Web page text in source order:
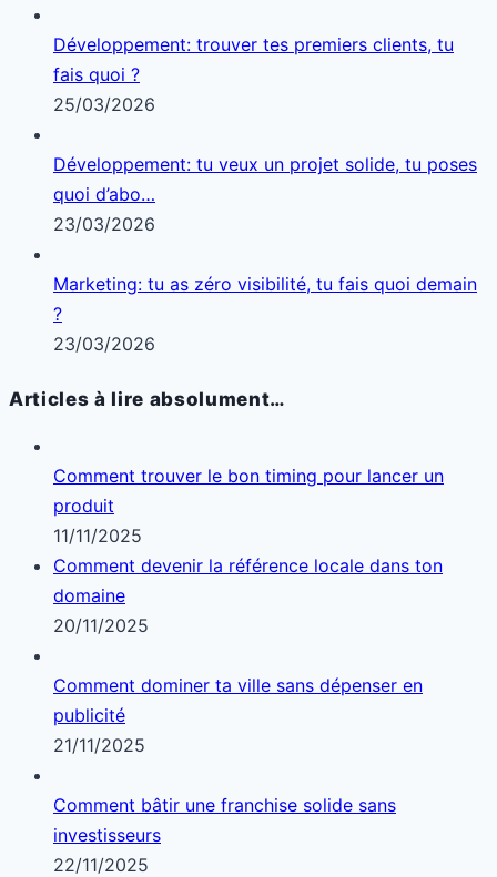
Développement: trouver tes premiers clients, tu
fais quoi ?
25/03/2026
Développement: tu veux un projet solide, tu poses
quoi d’abo…
23/03/2026
Marketing: tu as zéro visibilité, tu fais quoi demain
?
23/03/2026
Articles à lire absolument…
Comment trouver le bon timing pour lancer un
produit
11/11/2025
Comment devenir la référence locale dans ton
domaine
20/11/2025
Comment dominer ta ville sans dépenser en
publicité
21/11/2025
Comment bâtir une franchise solide sans
investisseurs
22/11/2025